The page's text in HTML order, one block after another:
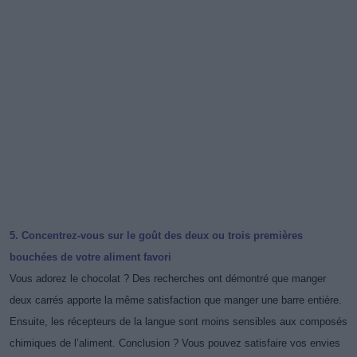
5. Concentrez-vous sur le goût des deux ou trois premières
bouchées de votre aliment favori
Vous adorez le chocolat ? Des recherches ont démontré que manger
deux carrés apporte la même satisfaction que manger une barre entière.
Ensuite, les récepteurs de la langue sont moins sensibles aux composés
chimiques de l’aliment. Conclusion ? Vous pouvez satisfaire vos envies